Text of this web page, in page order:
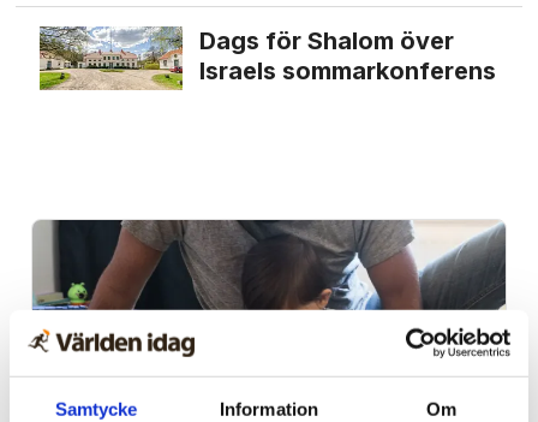
Samtycke Information Om
Dags för Shalom över
Israels sommarkonferens